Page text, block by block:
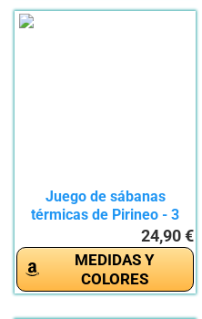
Juego de sábanas
térmicas de Pirineo - 3
24,90 €
MEDIDAS Y
COLORES